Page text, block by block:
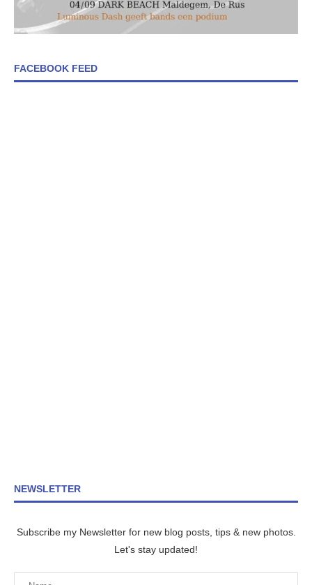
FACEBOOK FEED
NEWSLETTER
Subscribe my Newsletter for new blog posts, tips & new photos.
Let's stay updated!